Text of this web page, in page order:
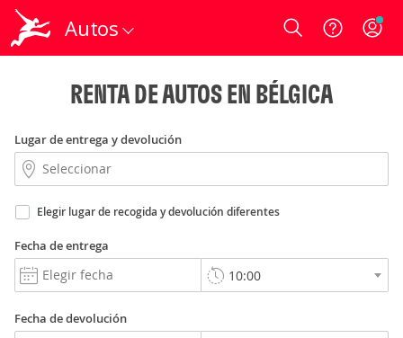
Autos Login
RENTA DE AUTOS EN BÉLGICA
Lugar de entrega y devolución
Elegir lugar de recogida y devolución diferentes
Fecha de entrega
Fecha de devolución